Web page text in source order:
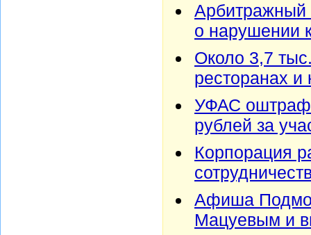
о нарушении
Около 3,7
ресторанах
УФАС
рублей за
Корпорация
Афиша
Мацуевым и